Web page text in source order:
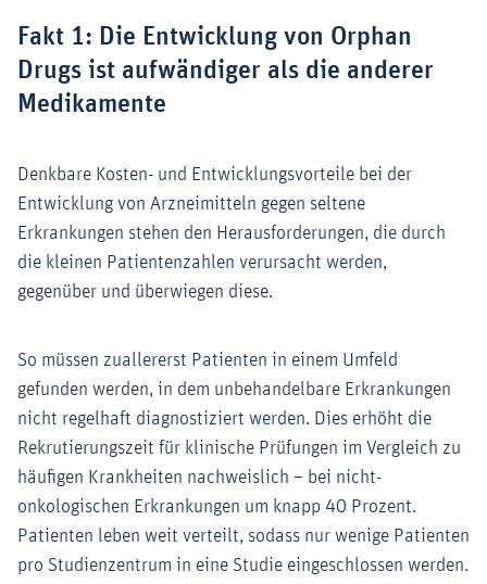
Fakt 1: Die Entwicklung von Orphan
Drugs ist aufwändiger als die anderer
Medikamente
Denkbare Kosten- und Entwicklungsvorteile bei der
Entwicklung von Arzneimitteln gegen seltene
Erkrankungen stehen den Herausforderungen, die durch
die kleinen Patientenzahlen verursacht werden,
gegenüber und überwiegen diese.
So müssen zuallererst Patienten in einem Umfeld
gefunden werden, in dem unbehandelbare Erkrankungen
nicht regelhaft diagnostiziert werden. Dies erhöht die
Rekrutierungszeit für klinische Prüfungen im Vergleich zu
häufigen Krankheiten nachweislich – bei nicht-
onkologischen Erkrankungen um knapp 40 Prozent.
Patienten leben weit verteilt, sodass nur wenige Patienten
pro Studienzentrum in eine Studie eingeschlossen werden.